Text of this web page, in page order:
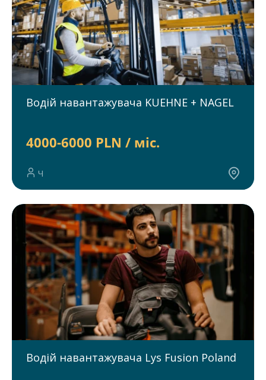
Водій навантажувача KUEHNE + NAGEL
4000-6000 PLN / міс.
Ч
Водій навантажувача Lys Fusion Poland